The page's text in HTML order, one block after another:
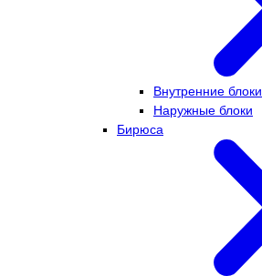
Внутренние блоки
Наружные блоки
Бирюса